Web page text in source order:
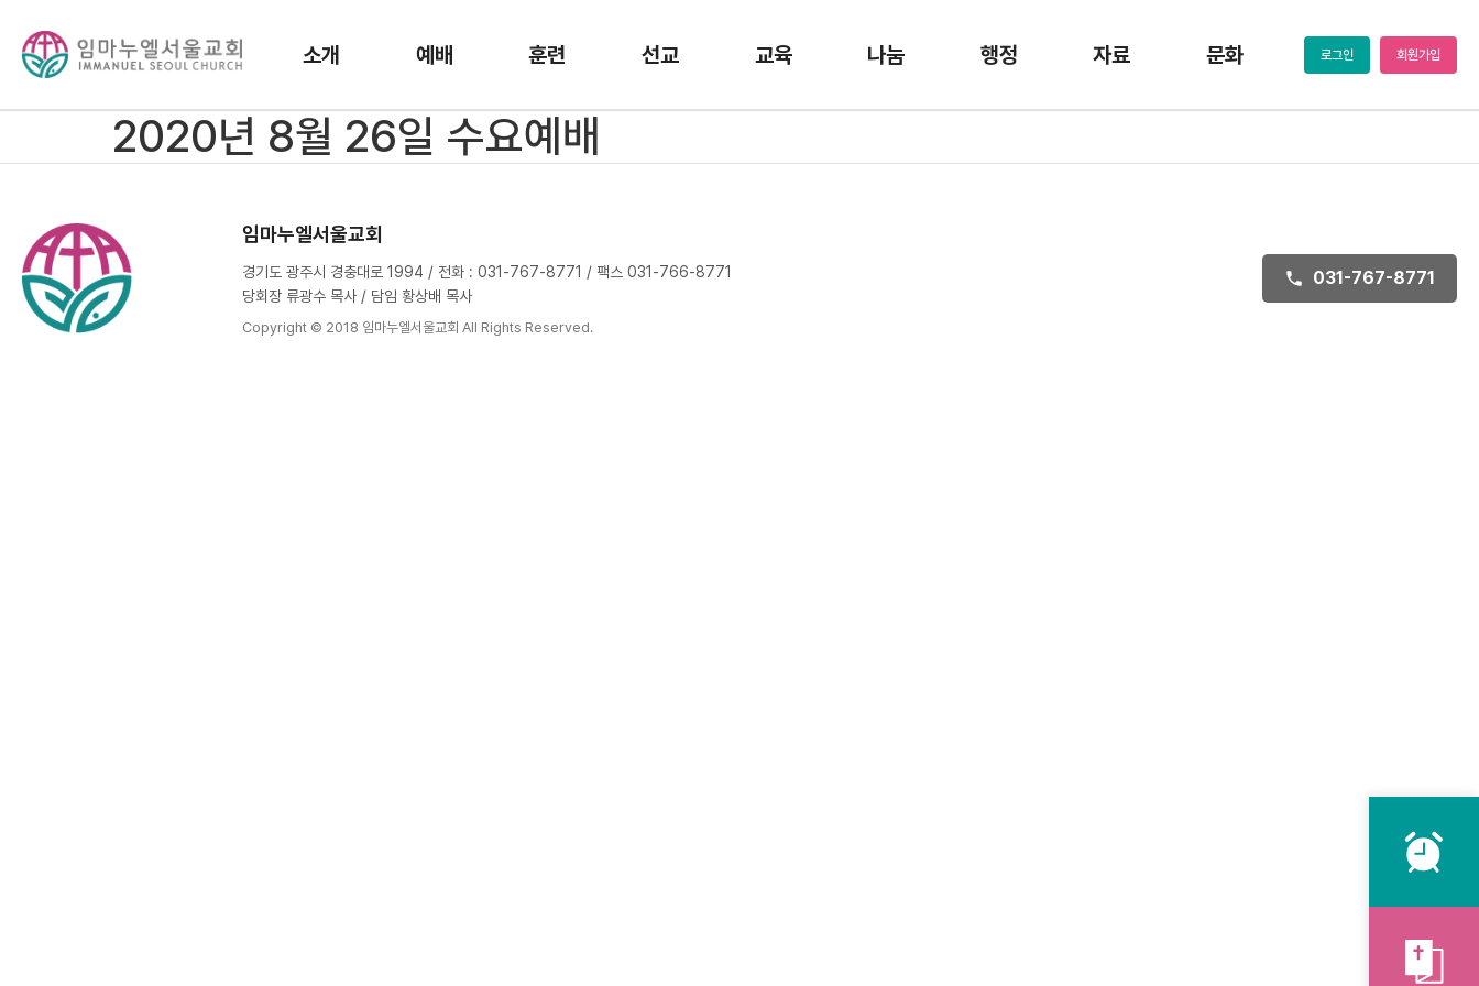
소개 예배 훈련 선교 교육 나눔 행정 자료 문화 로그인 회원가입
2020년 8월 26일 수요예배
임마누엘서울교회
경기도 광주시 경충대로 1994 / 전화 : 031-767-8771 / 팩스 031-766-8771
당회장 류광수 목사 / 담임 황상배 목사
Copyright © 2018 임마누엘서울교회 All Rights Reserved.
031-767-8771